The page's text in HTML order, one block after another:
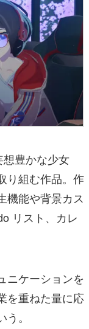
想豊かな少女
り組む作品。作
機能や背景カス
リスト、カレ
ニケーションを
を重ねた量に応
。